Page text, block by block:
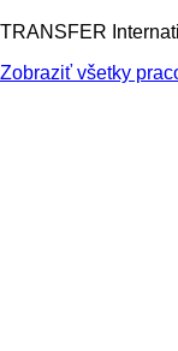
TRANSFER
Zobraziť všetky